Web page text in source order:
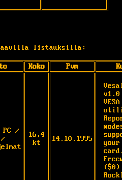
listauksilla:
Koko Pvm
/
/
16,4
kt
14.10.1995
v1.0
your
($0)